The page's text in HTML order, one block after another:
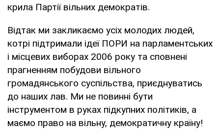
крила Партії вільних демократів.
Відтак ми закликаємо усіх молодих людей,
котрі підтримали ідеї ПОРИ на парламентських
і місцевих виборах 2006 року та сповнені
прагненням побудови вільного
громадянського суспільства, приєднуватись
до наших лав. Ми не повинні бути
інструментом в руках підкупних політиків, а
маємо право на вільну, демократичну країну!